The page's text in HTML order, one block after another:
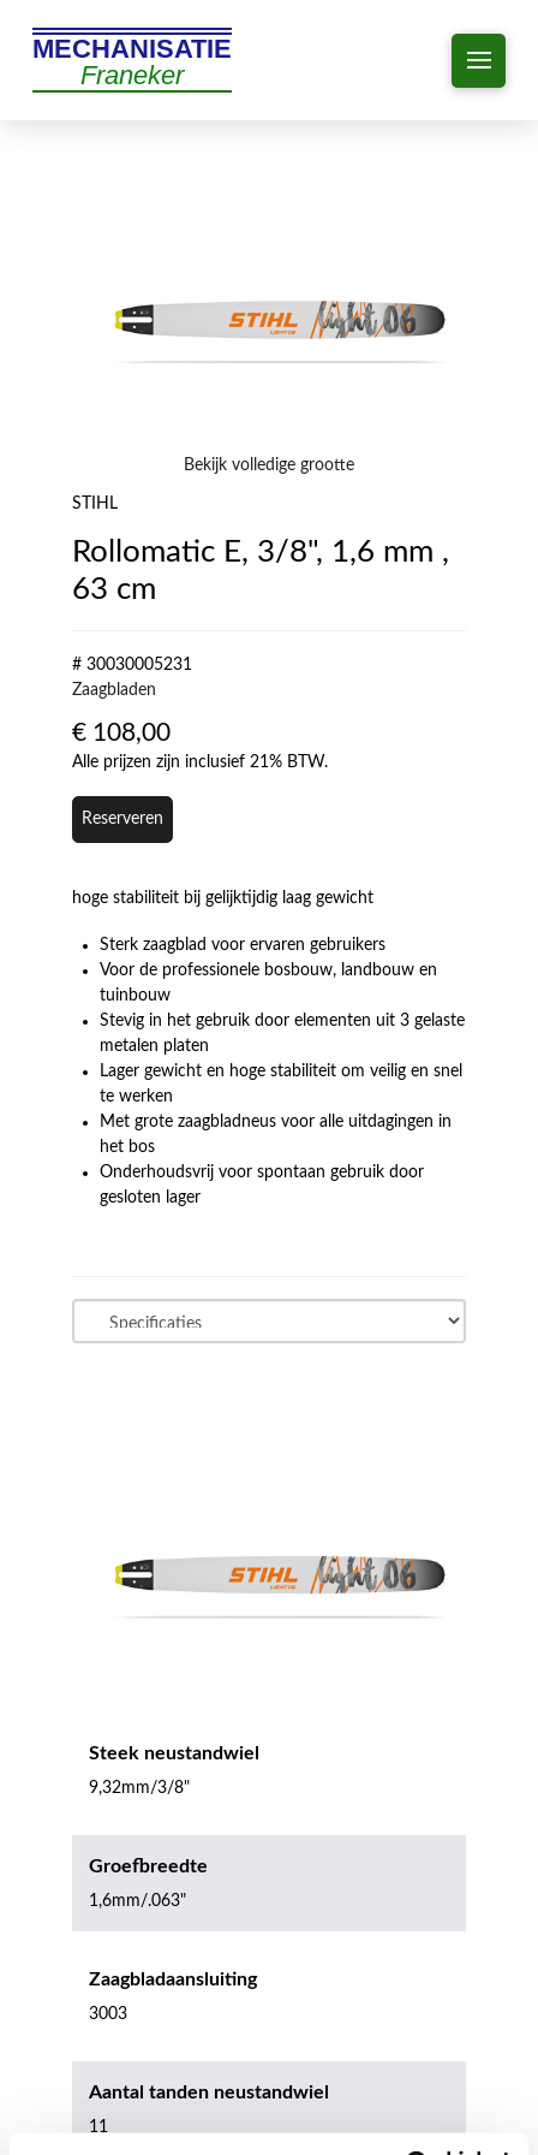
MECHANISATIE
Franeker
Bekijk volledige grootte
STIHL
Rollomatic E, 3/8", 1,6 mm ,
63 cm
# 30030005231
Zaagbladen
€ 108,00
Alle prijzen zijn inclusief 21% BTW.
Reserveren
hoge stabiliteit bij gelijktijdig laag gewicht
Sterk zaagblad voor ervaren gebruikers
Voor de professionele bosbouw, landbouw en
tuinbouw
Stevig in het gebruik door elementen uit 3 gelaste
metalen platen
Lager gewicht en hoge stabiliteit om veilig en snel
te werken
Met grote zaagbladneus voor alle uitdagingen in
het bos
Onderhoudsvrij voor spontaan gebruik door
gesloten lager
Steek neustandwiel
9,32mm/3/8"
Groefbreedte
1,6mm/.063"
Zaagbladaansluiting
3003
Aantal tanden neustandwiel
11